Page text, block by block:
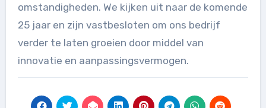
omstandigheden. We kijken uit naar de komende
25 jaar en zijn vastbesloten om ons bedrijf
verder te laten groeien door middel van
innovatie en aanpassingsvermogen.